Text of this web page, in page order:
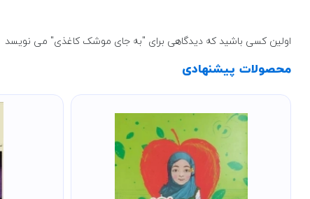
اولین کسی باشید که دیدگاهی برای "به جای موشک کاغذی" می نویسد
محصولات پیشنهادی